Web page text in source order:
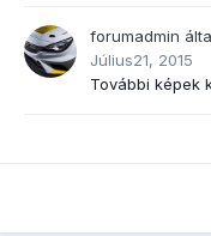
forumadmin
Július21, 2015
További képek